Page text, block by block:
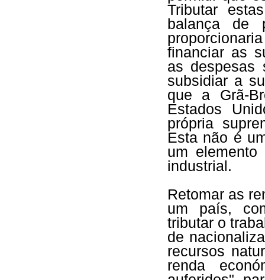
Tributar
balança de
financiar as
as despesas
subsidiar a
que a Grã-
Estados
própria
Esta não é
um elemento
industrial.
Retomar as
um país,
tributar o
de
recursos
renda